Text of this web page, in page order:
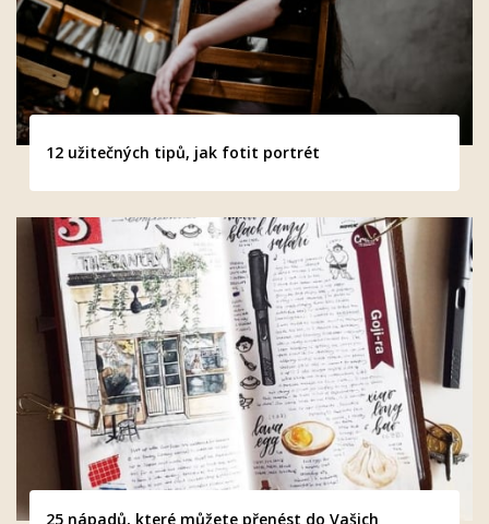
12 užitečných tipů, jak fotit portrét
25 nápadů, které můžete přenést do Vašich